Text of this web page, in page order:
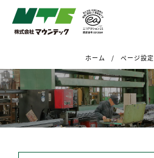
ホーム ページ設定